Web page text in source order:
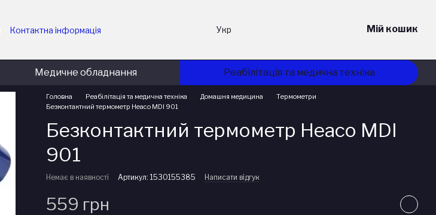
Контактна інформація
Укр Мій кошик
Медичне обладнання Реабілітація та медична техніка
Головна Реабілітація та медична техніка Домашня медицина
Термометри
Безконтактний термометр Heaco MDI 901
Безконтактний термометр Heaco MDI
901
Немає в наявності Артикул: 1530155385 Написати відгук
559 грн